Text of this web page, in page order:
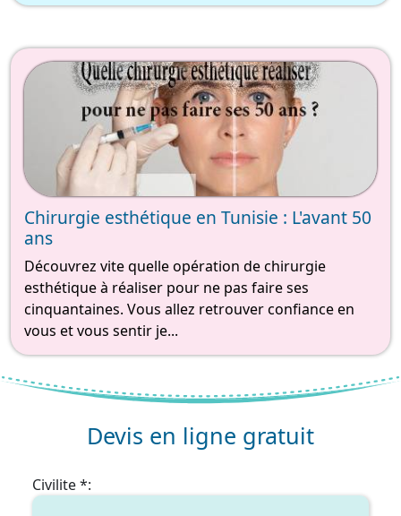
Chirurgie esthétique en Tunisie : L'avant 50
ans
Découvrez vite quelle opération de chirurgie
esthétique à réaliser pour ne pas faire ses
cinquantaines. Vous allez retrouver confiance en
vous et vous sentir je...
Devis en ligne gratuit
Civilite *: